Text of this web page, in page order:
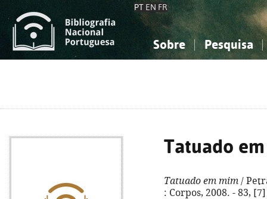
PT EN FR
Sobre Pesquisa
Tatuado
Tatuado em mim /
: Corpos, 2008. - 83,